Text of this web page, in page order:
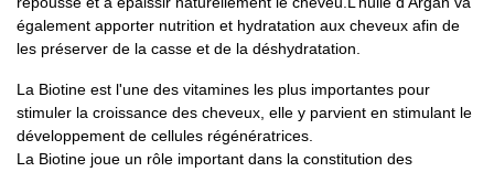
également apporter nutrition et hydratation aux cheveux afin de
les préserver de la casse et de la déshydratation.
La Biotine est l'une des vitamines les plus importantes pour
stimuler la croissance des cheveux, elle y parvient en stimulant le
développement de cellules régénératrices.
La Biotine joue un rôle important dans la constitution des